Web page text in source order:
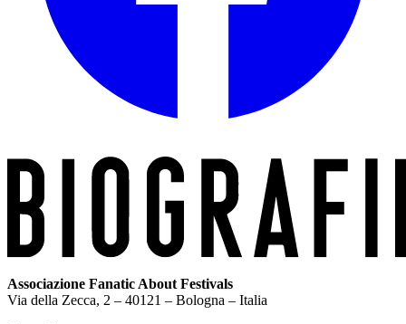
Associazione Fanatic About Festivals
Via della Zecca, 2 – 40121 – Bologna – Italia